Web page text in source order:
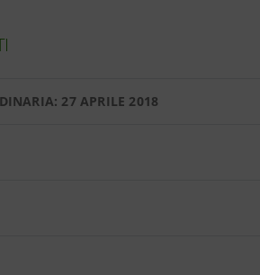
27 APRILE 2018